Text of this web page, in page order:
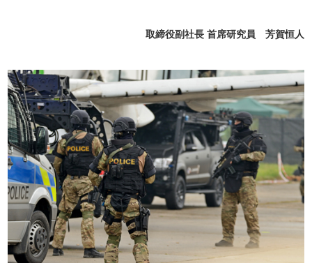
取締役副社長 首席研究員 芳賀恒人